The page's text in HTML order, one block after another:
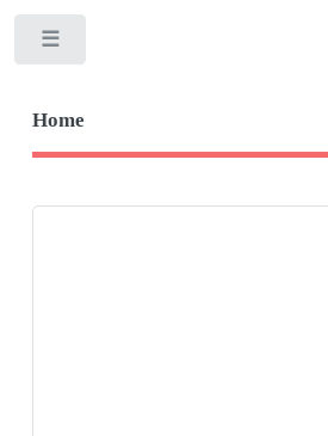
Home